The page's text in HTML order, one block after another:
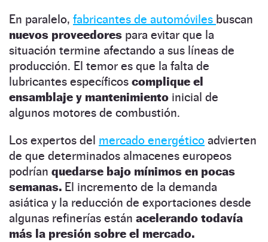
En paralelo, fabricantes de automóviles buscan
nuevos proveedores para evitar que la
situación termine afectando a sus líneas de
producción. El temor es que la falta de
lubricantes específicos complique el
ensamblaje y mantenimiento inicial de
algunos motores de combustión.
Los expertos del mercado energético advierten
de que determinados almacenes europeos
podrían quedarse bajo mínimos en pocas
semanas. El incremento de la demanda
asiática y la reducción de exportaciones desde
algunas refinerías están acelerando todavía
más la presión sobre el mercado.